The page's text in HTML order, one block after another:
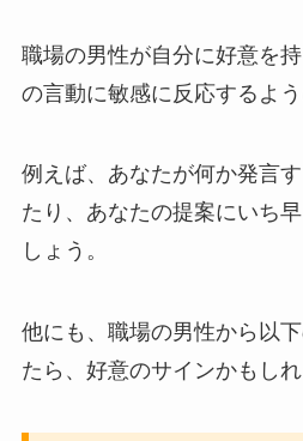
職場の男性が自分に好意を
の言動に敏感に反応するよう
例えば、あなたが何か発言
たり、あなたの提案にいち
しょう。
他にも、職場の男性から以
たら、好意のサインかもしれ